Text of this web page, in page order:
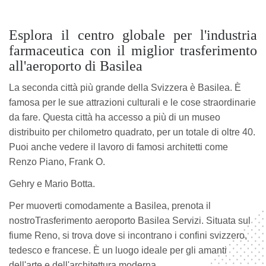
Esplora il centro globale per l'industria
farmaceutica con il miglior trasferimento
all'aeroporto di Basilea
La seconda città più grande della Svizzera è Basilea. È
famosa per le sue attrazioni culturali e le cose straordinarie
da fare. Questa città ha accesso a più di un museo
distribuito per chilometro quadrato, per un totale di oltre 40.
Puoi anche vedere il lavoro di famosi architetti come
Renzo Piano, Frank O.
Gehry e Mario Botta.
Per muoverti comodamente a Basilea, prenota il
nostroTrasferimento aeroporto Basilea Servizi. Situata sul
fiume Reno, si trova dove si incontrano i confini svizzero,
tedesco e francese. È un luogo ideale per gli amanti